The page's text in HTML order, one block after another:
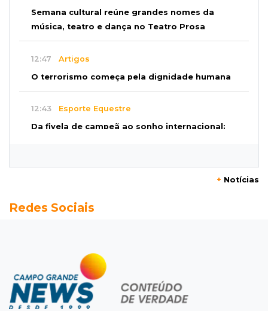
Semana cultural reúne grandes nomes da
música, teatro e dança no Teatro Prosa
12:47 Artigos
O terrorismo começa pela dignidade humana
12:43 Esporte Equestre
Da fivela de campeã ao sonho internacional:
alvo por R$ 100 milhões em contratos
Defesa Civil descarta cenário extremo com
chegada de ciclone
12:12 Natureza
+ Notícias
Redes Sociais